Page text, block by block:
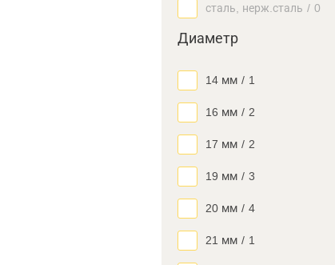
сталь, нерж.сталь / 0
Диаметр
14 мм / 1
16 мм / 2
17 мм / 2
19 мм / 3
20 мм / 4
21 мм / 1